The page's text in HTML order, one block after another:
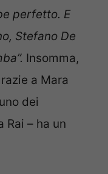
perfetto. E
Stefano De
Insomma,
a Mara
dei
– ha un